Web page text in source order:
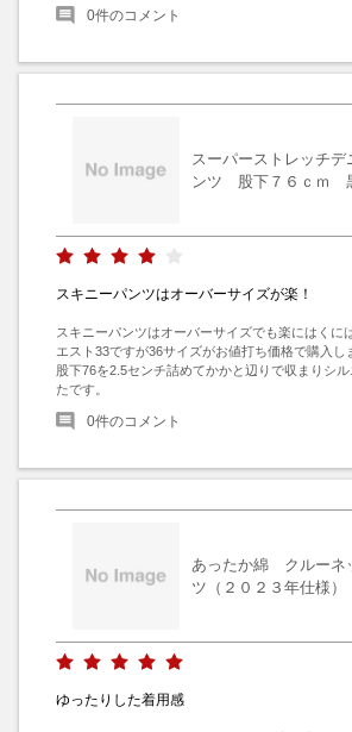
0件のコメント
スーパーストレッチ
ンツ 股下７６ｃｍ
スキニーパンツはオーバーサイズが楽！
スキニーパンツはオーバーサイズでも楽にはくに
エスト33ですが36サイズがお値打ち価格で購入し
股下76を2.5センチ詰めてかかと辺りで収まりシ
たです。
0件のコメント
あったか綿 クルーネ
ツ（２０２３年仕様）
ゆったりした着用感